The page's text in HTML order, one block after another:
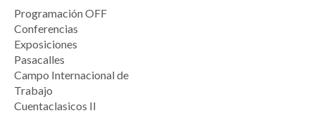
Programación OFF
Conferencias
Exposiciones
Pasacalles
Campo Internacional de
Trabajo
Cuentaclasicos II